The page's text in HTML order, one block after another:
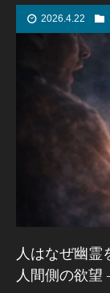
2026.4.22
人はなぜ幽
人間側の欲